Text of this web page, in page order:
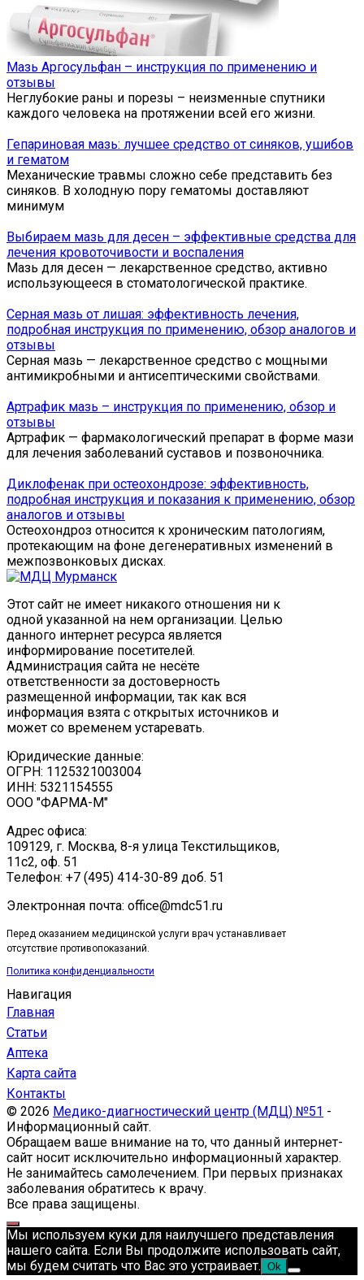
Мазь Аргосульфан – инструкция по применению и
отзывы
Неглубокие раны и порезы – неизменные спутники
каждого человека на протяжении всей его жизни.
Гепариновая мазь: лучшее средство от синяков, ушибов
и гематом
Механические травмы сложно себе представить без
синяков. В холодную пору гематомы доставляют
минимум
Выбираем мазь для десен – эффективные средства для
лечения кровоточивости и воспаления
Мазь для десен — лекарственное средство, активно
использующееся в стоматологической практике.
Серная мазь от лишая: эффективность лечения,
подробная инструкция по применению, обзор аналогов и
отзывы
Серная мазь — лекарственное средство с мощными
антимикробными и антисептическими свойствами.
Артрафик мазь – инструкция по применению, обзор и
отзывы
Артрафик — фармакологический препарат в форме мази
для лечения заболеваний суставов и позвоночника.
Диклофенак при остеохондрозе: эффективность,
подробная инструкция и показания к применению, обзор
аналогов и отзывы
Остеохондроз относится к хроническим патологиям,
протекающим на фоне дегенеративных изменений в
межпозвонковых дисках.
Этот сайт не имеет никакого отношения ни к
одной указанной на нем организации. Целью
данного интернет ресурса является
информирование посетителей.
Администрация сайта не несёте
ответственности за достоверность
размещенной информации, так как вся
информация взята с открытых источников и
может со временем устаревать.
Юридические данные:
ОГРН: 1125321003004
ИНН: 5321154555
ООО "ФАРМА-М"
Адрес офиса:
109129, г. Москва, ​8-я улица Текстильщиков,
11с2, оф. 51
Tелефон: +7 (495) 414-30-89 доб. 51
Электронная почта: office@mdc51.ru
Перед оказанием медицинской услуги врач устанавливает
отсутствие противопоказаний.
Политика конфиденциальности
Навигация
Главная
Статьи
Аптека
Карта сайта
Контакты
© 2026 Медико-диагностический центр (МДЦ) №51 -
Информационный сайт.
Обращаем ваше внимание на то, что данный интернет-
сайт носит исключительно информационный характер.
Не занимайтесь самолечением. При первых признаках
заболевания обратитесь к врачу.
Все права защищены.
Мы используем куки для наилучшего представления
нашего сайта. Если Вы продолжите использовать сайт,
мы будем считать что Вас это устраивает. Ok